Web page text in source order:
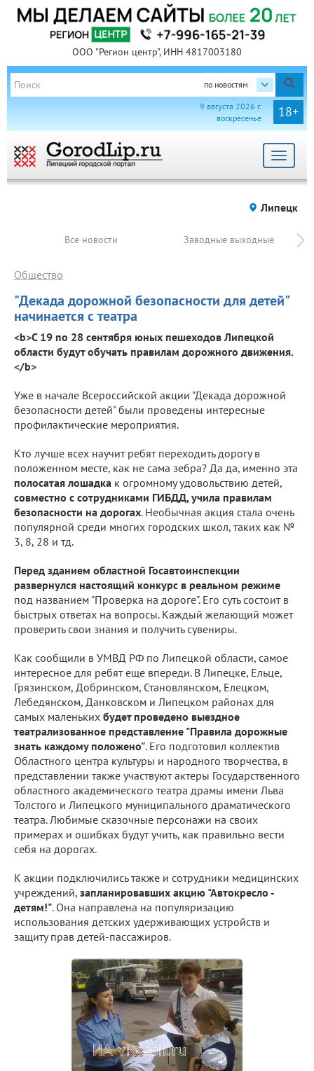
ООО "Регион центр", ИНН 4817003180
по новостям
18+
9 августа 2026 г.
воскресенье
Toggle
Липецк
Все новости Заводные выходные
"Декада дорожной безопасности для детей"
начинается с театра
Общество
<b>С 19 по 28 сентября юных пешеходов Липецкой
области будут обучать правилам дорожного движения.
</b>
Уже в начале Всероссийской акции "Декада дорожной
безопасности детей" были проведены интересные
профилактические мероприятия.
Кто лучше всех научит ребят переходить дорогу в
положенном месте, как не сама зебра? Да да, именно эта
полосатая лошадка к огромному удовольствию детей,
совместно с сотрудниками ГИБДД, учила правилам
безопасности на дорогах. Необычная акция стала очень
популярной среди многих городских школ, таких как №
3, 8, 28 и тд.
Перед зданием областной Госавтоинспекции
развернулся настоящий конкурс в реальном режиме
под названием "Проверка на дороге". Его суть состоит в
быстрых ответах на вопросы. Каждый желающий может
проверить свои знания и получить сувениры.
Как сообщили в УМВД РФ по Липецкой области, самое
интересное для ребят еще впереди. В Липецке, Ельце,
Грязинском, Добринском, Становлянском, Елецком,
Лебедянском, Данковском и Липецком районах для
самых маленьких будет проведено выездное
театрализованное представление "Правила дорожные
знать каждому положено". Его подготовил коллектив
Областного центра культуры и народного творчества, в
представлении также участвуют актеры Государственного
областного академического театра драмы имени Льва
Толстого и Липецкого муниципального драматического
театра. Любимые сказочные персонажи на своих
примерах и ошибках будут учить, как правильно вести
себя на дорогах.
К акции подключились также и сотрудники медицинских
учреждений, запланировавших акцию "Автокресло -
детям!". Она направлена на популяризацию
использования детских удерживающих устройств и
защиту прав детей-пассажиров.